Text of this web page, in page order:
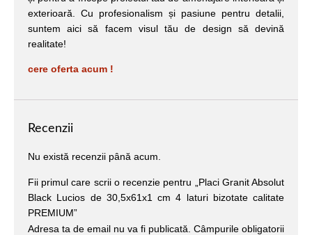
exterioară. Cu profesionalism și pasiune pentru detalii,
suntem aici să facem visul tău de design să devină
realitate!
cere oferta acum !
Recenzii
Nu există recenzii până acum.
Fii primul care scrii o recenzie pentru „Placi Granit Absolut
Black Lucios de 30,5x61x1 cm 4 laturi bizotate calitate
PREMIUM”
Adresa ta de email nu va fi publicată. Câmpurile obligatorii